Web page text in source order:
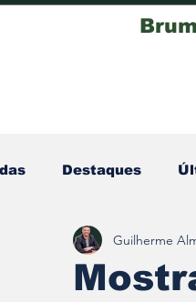
Destaques
RedescobrindoGuilherme